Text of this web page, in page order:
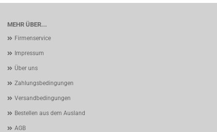
MEHR ÜBER...
Firmenservice
Impressum
Über uns
Zahlungsbedingungen
Versandbedingungen
Bestellen aus dem Ausland
AGB